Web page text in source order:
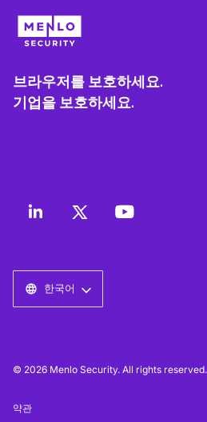
브라우저를 보호하세요.
기업을 보호하세요.
한국어
© 2026 Menlo Security. All rights reserved.
약관